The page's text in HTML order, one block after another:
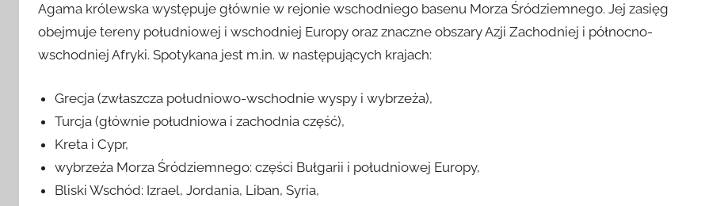
Agama królewska występuje głównie w rejonie wschodniego basenu Morza Śródziemnego. Jej zasięg
obejmuje tereny południowej i wschodniej Europy oraz znaczne obszary Azji Zachodniej i północno-
wschodniej Afryki. Spotykana jest m.in. w następujących krajach:
Grecja (zwłaszcza południowo-wschodnie wyspy i wybrzeża),
Turcja (głównie południowa i zachodnia część),
Kreta i Cypr,
wybrzeża Morza Śródziemnego: części Bułgarii i południowej Europy,
Bliski Wschód: Izrael, Jordania, Liban, Syria,